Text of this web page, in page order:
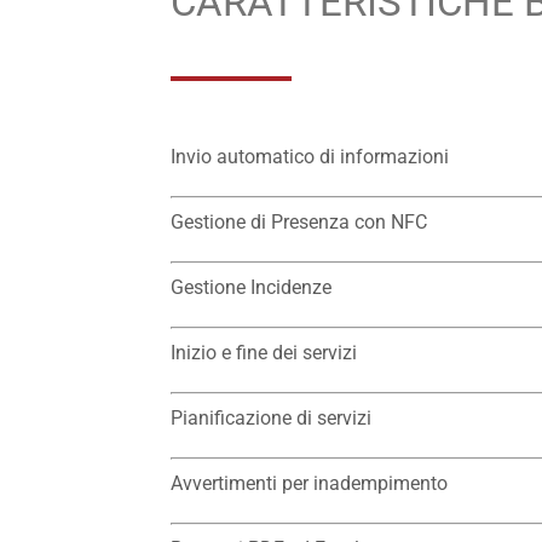
Invio automatico di informazioni
Gestione di Presenza con NFC
Gestione Incidenze
Inizio e fine dei servizi
Pianificazione di servizi
Avvertimenti per inadempimento